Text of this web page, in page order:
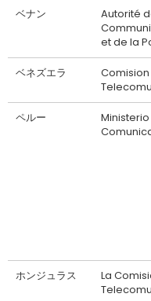
ベナン
Autorité
et de la
ベネズエラ
ペルー
ホンジュラス
La